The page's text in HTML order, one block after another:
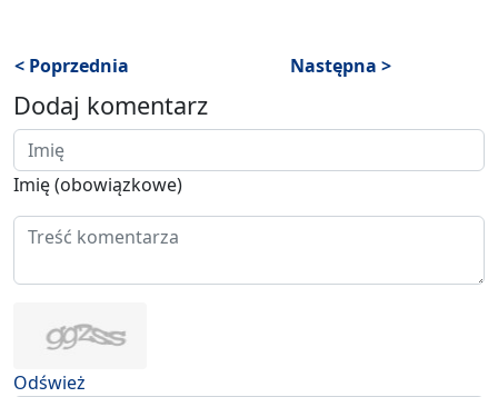
< Poprzednia Następna >
Dodaj komentarz
Imię (obowiązkowe)
Odśwież